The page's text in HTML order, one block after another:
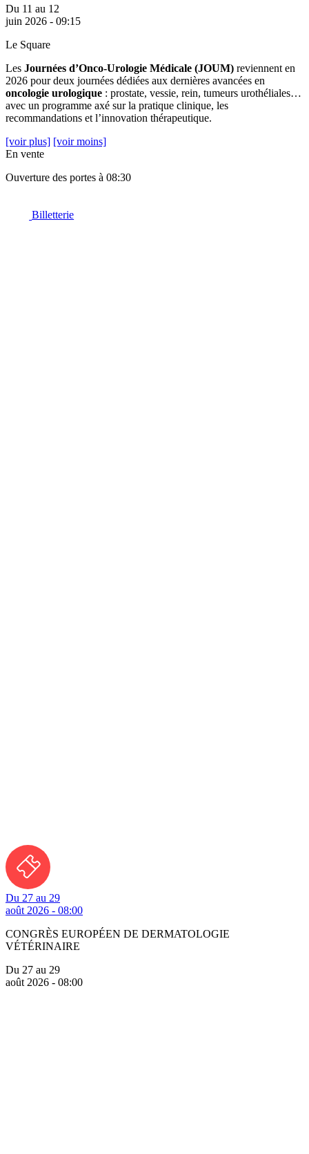
Du 11 au 12
juin 2026 - 09:15
Le Square
Les Journées d’Onco-Urologie Médicale (JOUM) reviennent en
2026 pour deux journées dédiées aux dernières avancées en
oncologie urologique : prostate, vessie, rein, tumeurs urothéliales…
avec un programme axé sur la pratique clinique, les
recommandations et l’innovation thérapeutique.
[voir plus] [voir moins]
En vente
Ouverture des portes à 08:30
Billetterie
Du 27 au 29
août 2026 - 08:00
CONGRÈS EUROPÉEN DE DERMATOLOGIE
VÉTÉRINAIRE
Du 27 au 29
août 2026 - 08:00